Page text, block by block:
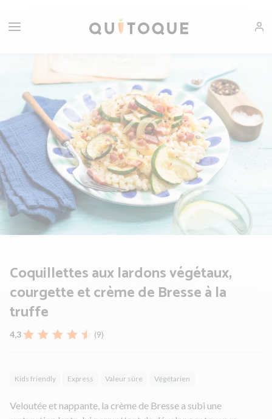
Coquillettes aux lardons végétaux,
courgette et crème de Bresse à la
truffe
4,3 (9)
Kids friendly Express Valeur sûre Végétarien
Veloutée et nappante, la crème de Bresse a subi une